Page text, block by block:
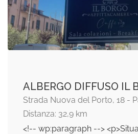
ALBERGO DIFFUSO IL
Strada Nuova del Porto, 18 -
Distanza: 32,9 km
<!-- wp:paragraph -->